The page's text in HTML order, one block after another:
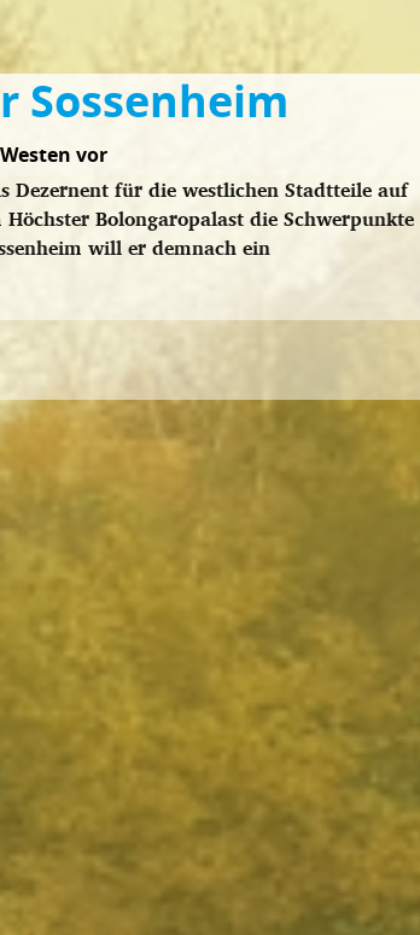
vor
Dezernent für die westlichen Stadtteile auf
Bolongaropalast die Schwerpunkte
will er demnach ein